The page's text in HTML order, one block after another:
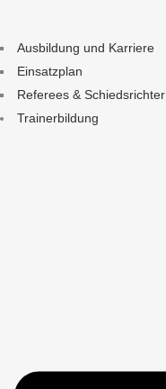
Ausbildung und Karriere
Einsatzplan
Referees & Schiedsrichter
Trainerbildung